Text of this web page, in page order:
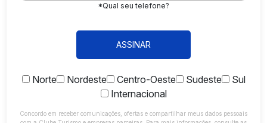
*Qual seu telefone?
ASSINAR
Norte Nordeste Centro-Oeste Sudeste
Sul
Internacional
Concordo em receber comunicações, ofertas e compartilhar meus dados pessoais